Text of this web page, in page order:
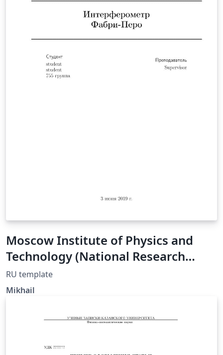
Moscow Institute of Physics and
Technology (National Research
University) Lab Report Template
RU template
Mikhail